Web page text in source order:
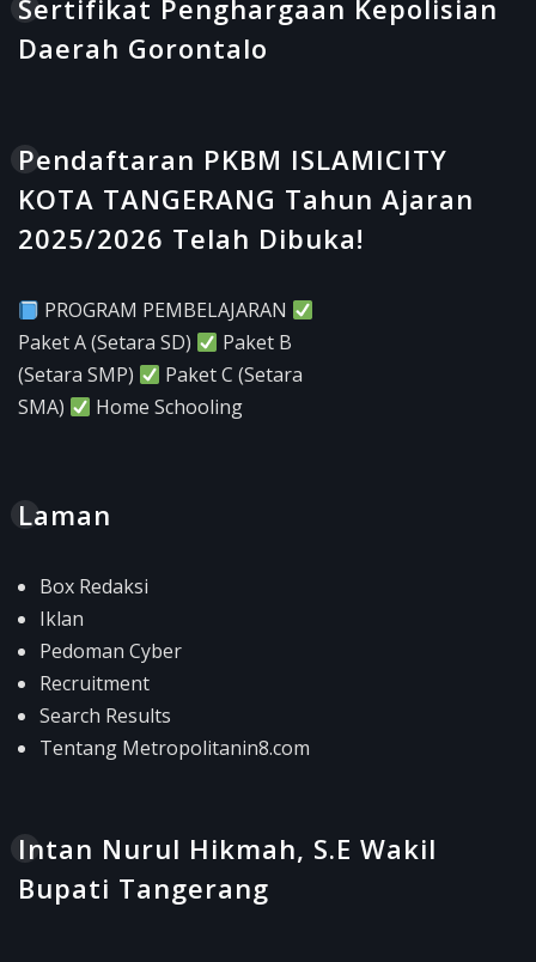
Sertifikat Penghargaan Kepolisian
Daerah Gorontalo
Pendaftaran PKBM ISLAMICITY
KOTA TANGERANG Tahun Ajaran
2025/2026 Telah Dibuka!
PROGRAM PEMBELAJARAN
Paket A (Setara SD)
Paket B
(Setara SMP)
Paket C (Setara
SMA)
Home Schooling
Laman
Box Redaksi
Iklan
Pedoman Cyber
Recruitment
Search Results
Tentang Metropolitanin8.com
Intan Nurul Hikmah, S.E Wakil
Bupati Tangerang